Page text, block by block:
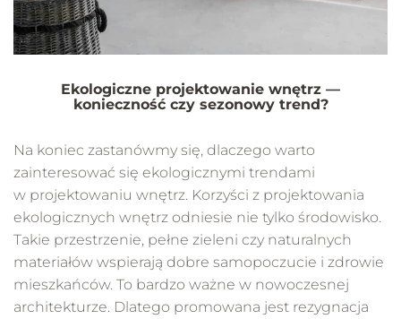
Ekologiczne projektowanie wnętrz —
konieczność czy sezonowy trend?
Na koniec zastanówmy się, dlaczego warto
zainteresować się ekologicznymi trendami
w projektowaniu wnętrz. Korzyści z projektowania
ekologicznych wnętrz odniesie nie tylko środowisko.
Takie przestrzenie, pełne zieleni czy naturalnych
materiałów wspierają dobre samopoczucie i zdrowie
mieszkańców. To bardzo ważne w nowoczesnej
architekturze. Dlatego promowana jest rezygnacja